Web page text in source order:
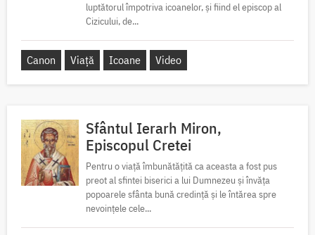
luptătorul împotriva icoanelor, și fiind el episcop al
Cizicului, de...
Canon Viață Icoane Video
Sfântul Ierarh Miron,
Episcopul Cretei
Pentru o viață îmbunătățită ca aceasta a fost pus
preot al sfintei biserici a lui Dumnezeu și învăța
popoarele sfânta bună credință și le întărea spre
nevoințele cele...